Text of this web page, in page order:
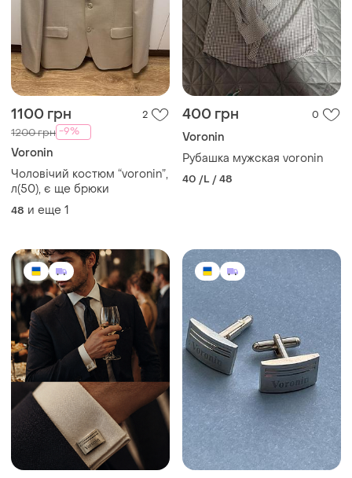
1100 грн 2
1200 грн -9%
Voronin
Чоловічий костюм “voronin”,
л(50), є ще брюки
48 и еще 1
400 грн 0
Voronin
Рубашка мужская voronin
40 /L / 48